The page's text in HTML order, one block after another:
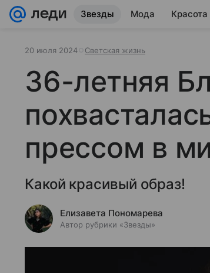
Звезды Мода Красота
20 июля 2024 Светская жизнь
36-летняя
прессом в
Какой красивый образ!
Елизавета Пономарева
Автор рубрики «Звезды»